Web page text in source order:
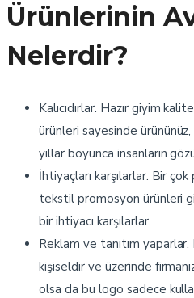
Ürünlerinin
Nelerdir?
Kalıcıdırlar. Hazır giyim
ürünleri sayesinde
yıllar boyunca insanların
İhtiyaçları karşılarlar. Bir
tekstil promosyon ürünleri
bir ihtiyacı karşılarlar.
Reklam ve tanıtım
kişiseldir ve üzerinde
olsa da bu logo sadece